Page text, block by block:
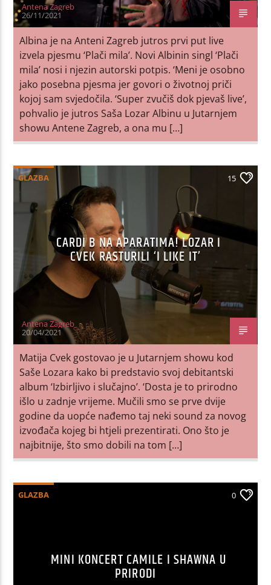
Antena Zagreb
26/11/2021
Albina je na Anteni Zagreb jutros prvi put live
izvela pjesmu ‘Plači mila’. Novi Albinin singl ‘Plači
mila’ nosi i njezin autorski potpis. ‘Meni je osobno
jako posebna pjesma jer govori o životnoj priči
kojoj sam svjedočila. ‘Super zvučiš dok pjevaš live’,
pohvalio je jutros Saša Lozar Albinu u Jutarnjem
showu Antene Zagreb, a ona mu […]
GLAZBA 15
CARDI B NA APARATIMA! LOZAR I
CVEK RASTURILI ‘I LIKE IT’
Antena Zagreb
20/04/2021
Matija Cvek gostovao je u Jutarnjem showu kod
Saše Lozara kako bi predstavio svoj debitantski
album ‘Izbirljivo i slučajno’. ‘Dosta je to prirodno
išlo u zadnje vrijeme. Mučili smo se prve dvije
godine da uopće nađemo taj neki sound za novog
izvođača kojeg bi htjeli prezentirati. Ono što je
najbitnije, što smo dobili na tom […]
GLAZBA 0
MINI KONCERT CAMILE I SHAWNA U
PRIRODI